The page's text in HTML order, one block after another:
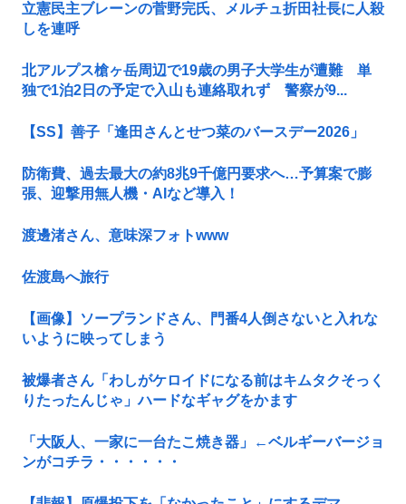
立憲民主ブレーンの菅野完氏、メルチュ折田社長に人殺
しを連呼
北アルプス槍ヶ岳周辺で19歳の男子大学生が遭難 単
独で1泊2日の予定で入山も連絡取れず 警察が9...
【SS】善子「逢田さんとせつ菜のバースデー2026」
防衛費、過去最大の約8兆9千億円要求へ…予算案で膨
張、迎撃用無人機・AIなど導入！
渡邊渚さん、意味深フォトwww
佐渡島へ旅行
【画像】ソープランドさん、門番4人倒さないと入れな
いように映ってしまう
被爆者さん「わしがケロイドになる前はキムタクそっく
りたったんじゃ」ハードなギャグをかます
「大阪人、一家に一台たこ焼き器」←ベルギーバージョ
ンがコチラ・・・・・・